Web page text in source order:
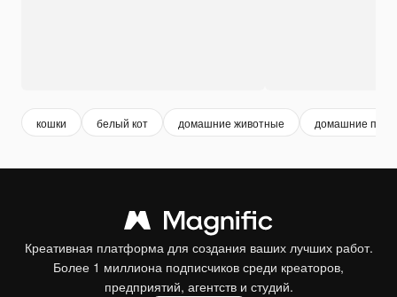
кошки белый кот домашние животные домашние
Креативная платформа для создания ваших лучших работ.
Более 1 миллиона подписчиков среди креаторов,
предприятий, агентств и студий.